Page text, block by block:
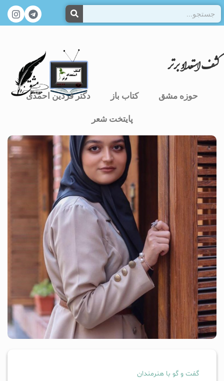
کشف استعداد برتر
حوزه مشق کتاب باز دکتر فردین احمدی
پایتخت شعر
گفت و گو با هنرمندان